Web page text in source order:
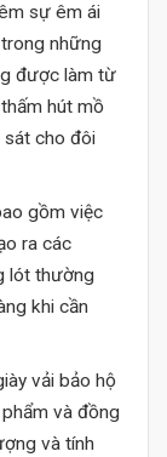
sự êm ái
những
được làm từ
hút mồ
sát cho đôi
gồm việc
ra các
lót thường
khi cần
vải bảo hộ
và đồng
và tính